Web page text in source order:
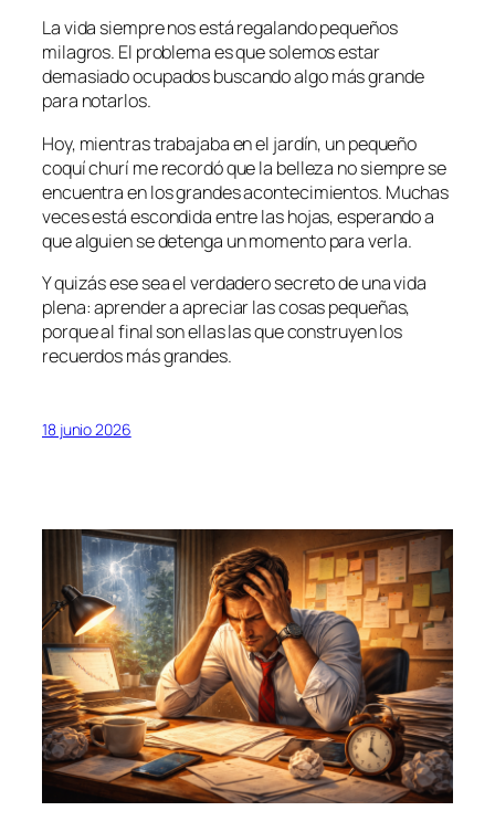
La vida siempre nos está regalando pequeños
milagros. El problema es que solemos estar
demasiado ocupados buscando algo más grande
para notarlos.
Hoy, mientras trabajaba en el jardín, un pequeño
coquí churí me recordó que la belleza no siempre se
encuentra en los grandes acontecimientos. Muchas
veces está escondida entre las hojas, esperando a
que alguien se detenga un momento para verla.
Y quizás ese sea el verdadero secreto de una vida
plena: aprender a apreciar las cosas pequeñas,
porque al final son ellas las que construyen los
recuerdos más grandes.
18 junio 2026